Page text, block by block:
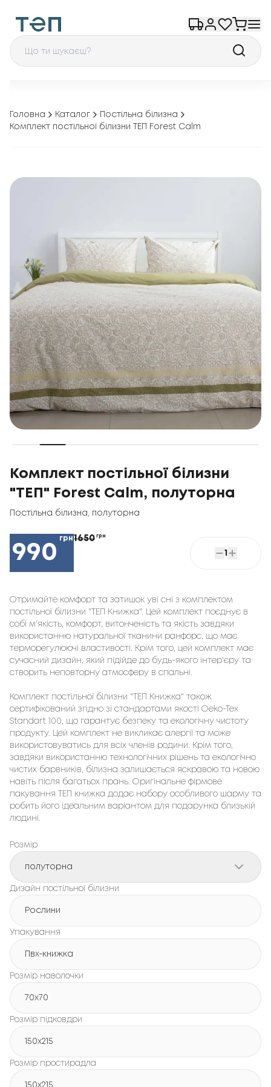
Головна Каталог
Постільна білизна
Комплект постільної білизни ТЕП Forest Calm
Комплект постільної білизни
"ТЕП" Forest Calm, полуторна
Постільна білизна полуторна
990
грн1650 грн
1
Отримайте комфорт та затишок уві сні з комплектом
постільної білизни "ТЕП Книжка". Цей комплект поєднує в
собі м'якість, комфорт, витонченість та якість завдяки
використанню натуральної тканини ранфорс, що має
терморегулюючі властивості. Крім того, цей комплект має
сучасний дизайн, який підійде до будь-якого інтер'єру та
створить неповторну атмосферу в спальні.
Комплект постільної білизни "ТЕП Книжка" також
сертифікований згідно зі стандартами якості Oeko-Tex
Standart 100, що гарантує безпеку та екологічну чистоту
продукту. Цей комплект не викликає алергії та може
використовуватись для всіх членів родини. Крім того,
завдяки використанню технологічних рішень та екологічно
чистих барвників, білизна залишається яскравою та новою
навіть після багатьох прань. Оригінальне фірмове
пакування ТЕП книжка додає набору особливого шарму та
робить його ідеальним варіантом для подарунка близькій
людині.
Розмір
полуторна
Дизайн постільної білизни
Рослини
Упакування
Пвх-книжка
Розмір наволочки
70x70
Розмір підковдри
150х215
Розмір простирадла
150х215